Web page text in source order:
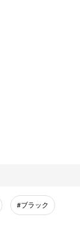
#ブラック